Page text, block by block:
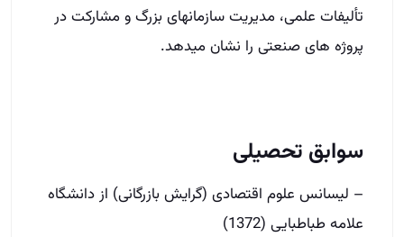
تألیفات علمی، مدیریت سازمان­های بزرگ و مشارکت در
پروژه ­های صنعتی را نشان می­دهد.
سوابق تحصیلی
– لیسانس علوم اقتصادی (گرایش بازرگانی) از دانشگاه
علامه طباطبایی (1372)